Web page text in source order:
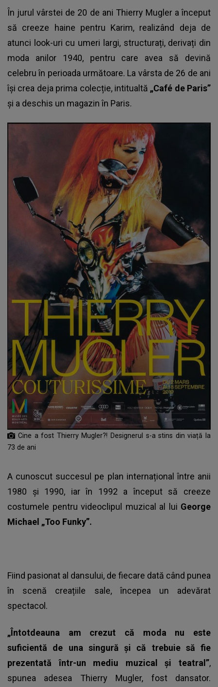
În jurul vârstei de 20 de ani Thierry Mugler a început
să creeze haine pentru Karim, realizând deja de
atunci look-uri cu umeri largi, structurați, derivați din
moda anilor 1940, pentru care avea să devină
celebru în perioada următoare. La vârsta de 26 de ani
își crea deja prima colecție, intitualtă „Café de Paris”
și a deschis un magazin în Paris.
Cine a fost Thierry Mugler?! Designerul s-a stins din viață la
73 de ani
A cunoscut succesul pe plan internațional între anii
1980 și 1990, iar în 1992 a început să creeze
costumele pentru videoclipul muzical al lui George
Michael „Too Funky”.
Fiind pasionat al dansului, de fiecare dată când punea
în scenă creațiile sale, începea un adevărat
spectacol.
„Întotdeauna am crezut că moda nu este
suficientă de una singură şi că trebuie să fie
prezentată într-un mediu muzical şi teatral”,
spunea adesea Thierry Mugler, fost dansator.